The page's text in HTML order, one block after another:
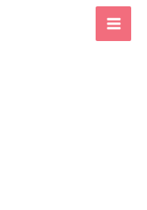
Main